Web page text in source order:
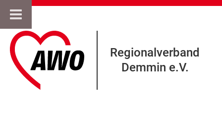
Regionalverband
Demmin e.V.